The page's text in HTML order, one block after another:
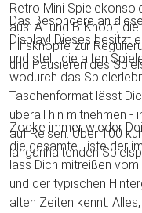
Retro Mini
aus: A- und B-Knopf,
Hilfsknöpfe zur
und Pausieren des
Das Besondere an
Display! Dieses besitzt
und stellt die alten
wodurch das
Taschenformat lässt
überall hin mitnehmen -
auf Reisen. Über 100
langanhaltenden
Zocke immer wieder
die gesamte Liste der
lass Dich mitreißen
und der typischen
alten Zeiten kennt.